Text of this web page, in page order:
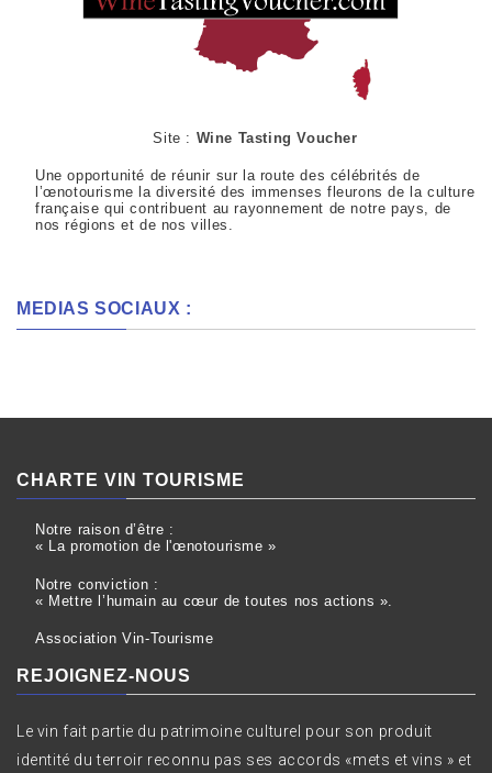
Site : Wine Tasting Voucher
Une opportunité de réunir sur la route des célébrités de
l’œnotourisme la diversité des immenses fleurons de la culture
française qui contribuent au rayonnement de notre pays, de
nos régions et de nos villes.
MEDIAS SOCIAUX :
CHARTE VIN TOURISME
Notre raison d’être :
« La promotion de l'œnotourisme »
Notre conviction :
« Mettre l’humain au cœur de toutes nos actions ».
Association Vin-Tourisme
REJOIGNEZ-NOUS
Le vin fait partie du patrimoine culturel pour son produit
identité du terroir reconnu pas ses accords «mets et vins » et